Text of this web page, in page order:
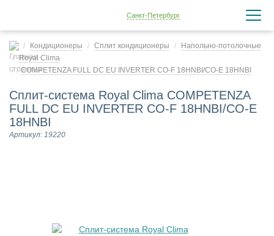
Санкт-Петербург
Кондиционеры Сплит кондиционеры
Напольно-потолочные
Royal Clima
COMPETENZA FULL DC EU INVERTER CO-F 18HNBI/CO-E 18HNBI
Сплит-система Royal Clima COMPETENZA
FULL DC EU INVERTER CO-F 18HNBI/CO-E
18HNBI
Артикул: 19220